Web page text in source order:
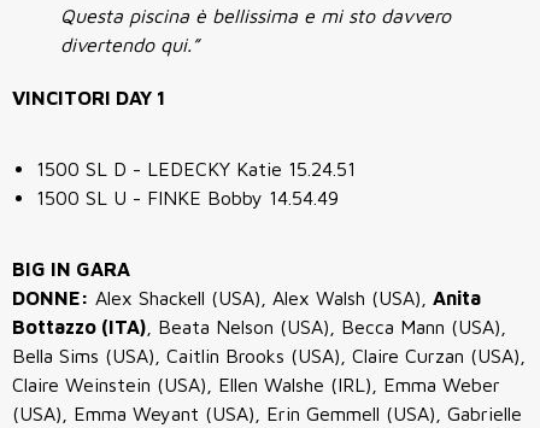
Questa piscina è bellissima e mi sto davvero
divertendo qui.”
VINCITORI DAY 1
1500 SL D - LEDECKY Katie 15.24.51
1500 SL U - FINKE Bobby 14.54.49
BIG IN GARA
DONNE: Alex Shackell (USA), Alex Walsh (USA), Anita
Bottazzo (ITA) , Beata Nelson (USA), Becca Mann (USA),
Bella Sims (USA), Caitlin Brooks (USA), Claire Curzan (USA),
Claire Weinstein (USA), Ellen Walshe (IRL), Emma Weber
(USA), Emma Weyant (USA), Erin Gemmell (USA), Gabrielle